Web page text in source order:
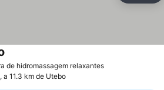
de hidromassagem relaxantes
a 11.3 km de Utebo